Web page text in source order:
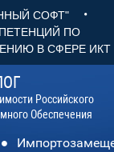
СОФТ" •
ПО
В СФЕРЕ ИКТ
Российского
Обеспечения